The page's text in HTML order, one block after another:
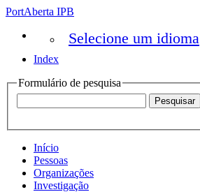
PortAberta IPB
Selecione um idioma
Index
Formulário de pesquisa
Início
Pessoas
Organizações
Investigação